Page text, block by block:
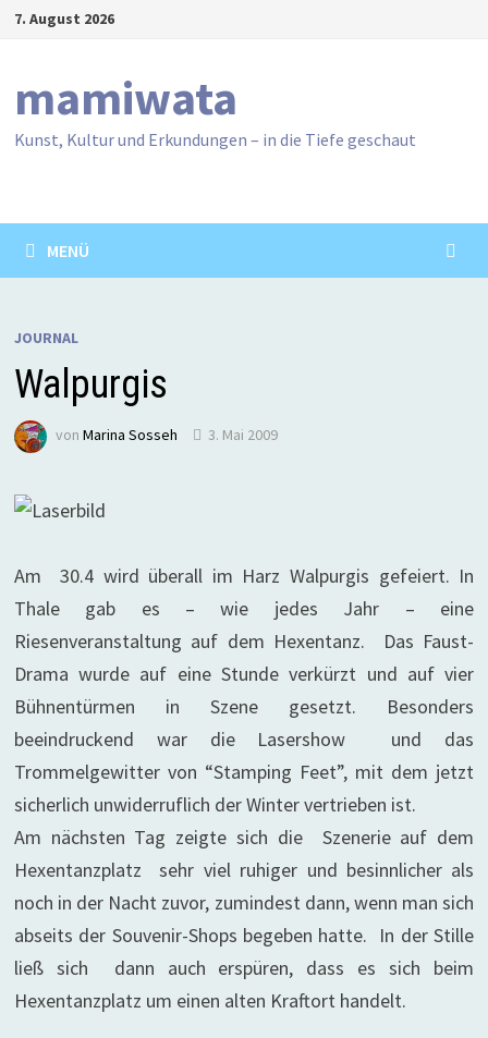
Zum7. August 2026
mamiwata
Kunst, Kultur und Erkundungen – in die Tiefe geschaut
MENÜ
JOURNAL
Walpurgis
von Marina Sosseh 3. Mai 2009
Am 30.4 wird überall im Harz Walpurgis gefeiert. In
Thale gab es – wie jedes Jahr – eine
Riesenveranstaltung auf dem Hexentanz. Das Faust-
Drama wurde auf eine Stunde verkürzt und auf vier
Bühnentürmen in Szene gesetzt. Besonders
beeindruckend war die Lasershow und das
Trommelgewitter von “Stamping Feet”, mit dem jetzt
sicherlich unwiderruflich der Winter vertrieben ist.
Am nächsten Tag zeigte sich die Szenerie auf dem
Hexentanzplatz sehr viel ruhiger und besinnlicher als
noch in der Nacht zuvor, zumindest dann, wenn man sich
abseits der Souvenir-Shops begeben hatte. In der Stille
ließ sich dann auch erspüren, dass es sich beim
Hexentanzplatz um einen alten Kraftort handelt.